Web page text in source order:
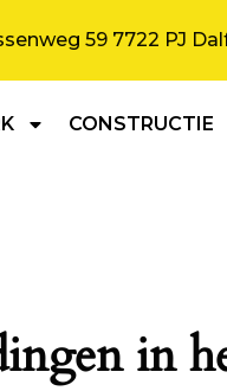
59 7722 PJ
CONSTRUCTIE
in